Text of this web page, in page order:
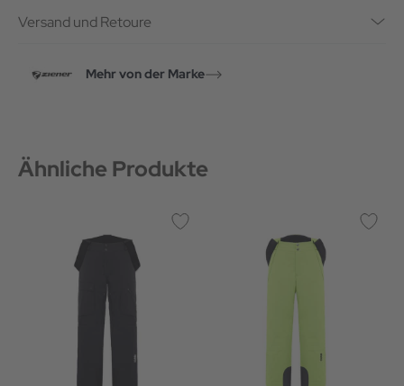
Versand und Retoure
Mehr von der Marke
Ähnliche Produkte